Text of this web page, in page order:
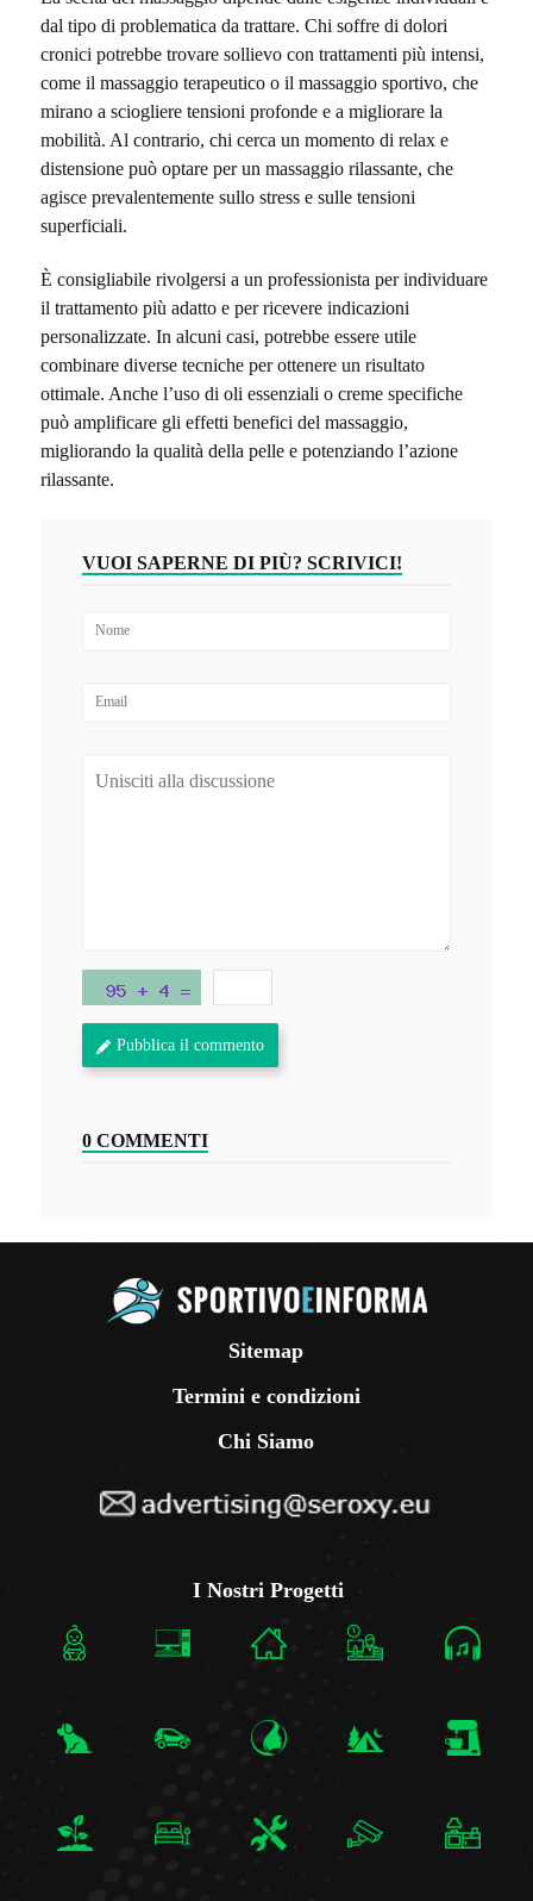
dal tipo di problematica da trattare. Chi soffre di dolori
cronici potrebbe trovare sollievo con trattamenti più intensi,
come il massaggio terapeutico o il massaggio sportivo, che
mirano a sciogliere tensioni profonde e a migliorare la
mobilità. Al contrario, chi cerca un momento di relax e
distensione può optare per un massaggio rilassante, che
agisce prevalentemente sullo stress e sulle tensioni
superficiali.
È consigliabile rivolgersi a un professionista per individuare
il trattamento più adatto e per ricevere indicazioni
personalizzate. In alcuni casi, potrebbe essere utile
combinare diverse tecniche per ottenere un risultato
ottimale. Anche l’uso di oli essenziali o creme specifiche
può amplificare gli effetti benefici del massaggio,
migliorando la qualità della pelle e potenziando l’azione
rilassante.
VUOI SAPERNE DI PIÙ? SCRIVICI!
Pubblica il commento
0 COMMENTI
Sitemap
Termini e condizioni
Chi Siamo
I Nostri Progetti